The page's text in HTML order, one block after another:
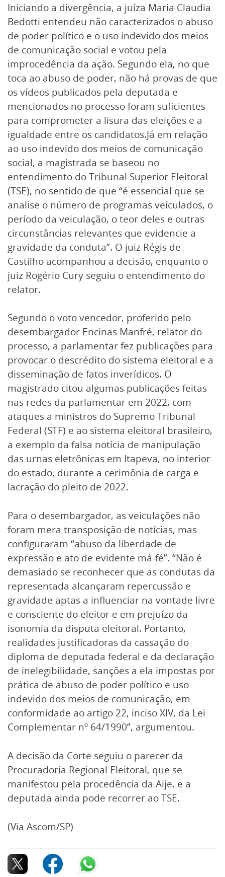
Iniciando a divergência, a juíza Maria Claudia
Bedotti entendeu não caracterizados o abuso
de poder político e o uso indevido dos meios
de comunicação social e votou pela
improcedência da ação. Segundo ela, no que
toca ao abuso de poder, não há provas de que
os vídeos publicados pela deputada e
mencionados no processo foram suficientes
para comprometer a lisura das eleições e a
igualdade entre os candidatos.Já em relação
ao uso indevido dos meios de comunicação
social, a magistrada se baseou no
entendimento do Tribunal Superior Eleitoral
(TSE), no sentido de que “é essencial que se
analise o número de programas veiculados, o
período da veiculação, o teor deles e outras
circunstâncias relevantes que evidencie a
gravidade da conduta”. O juiz Régis de
Castilho acompanhou a decisão, enquanto o
juiz Rogério Cury seguiu o entendimento do
relator.
Segundo o voto vencedor, proferido pelo
desembargador Encinas Manfré, relator do
processo, a parlamentar fez publicações para
provocar o descrédito do sistema eleitoral e a
disseminação de fatos inverídicos. O
magistrado citou algumas publicações feitas
nas redes da parlamentar em 2022, com
ataques a ministros do Supremo Tribunal
Federal (STF) e ao sistema eleitoral brasileiro,
a exemplo da falsa notícia de manipulação
das urnas eletrônicas em Itapeva, no interior
do estado, durante a cerimônia de carga e
lacração do pleito de 2022.
Para o desembargador, as veiculações não
foram mera transposição de notícias, mas
configuraram “abuso da liberdade de
expressão e ato de evidente má-fé”. “Não é
demasiado se reconhecer que as condutas da
representada alcançaram repercussão e
gravidade aptas a influenciar na vontade livre
e consciente do eleitor e em prejuízo da
isonomia da disputa eleitoral. Portanto,
realidades justificadoras da cassação do
diploma de deputada federal e da declaração
de inelegibilidade, sanções a ela impostas por
prática de abuso de poder político e uso
indevido dos meios de comunicação, em
conformidade ao artigo 22, inciso XIV, da Lei
Complementar nº 64/1990”, argumentou.
A decisão da Corte seguiu o parecer da
Procuradoria Regional Eleitoral, que se
manifestou pela procedência da Aije, e a
deputada ainda pode recorrer ao TSE.
(Via Ascom/SP)